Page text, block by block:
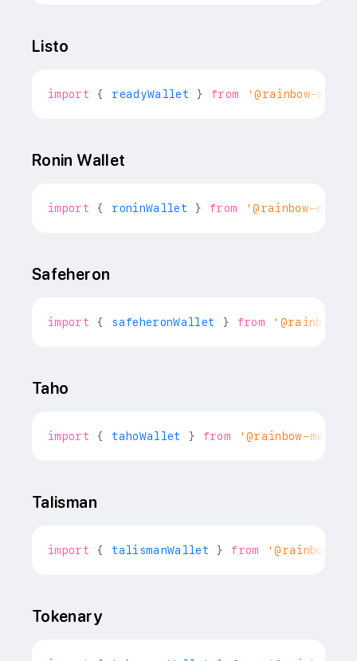
Listo
import { readyWallet } from '@rainbow-me/
Ronin Wallet
import { roninWallet } from '@rainbow-me/
Safeheron
import { safeheronWallet } from '@rainbow-
Taho
import { tahoWallet } from '@rainbow-me/
Talisman
import { talismanWallet } from '@rainbow-
Tokenary